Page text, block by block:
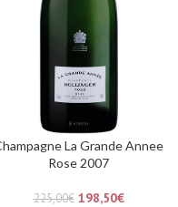
La Grande Annee
Rose 2007
225,00€ 198,50€